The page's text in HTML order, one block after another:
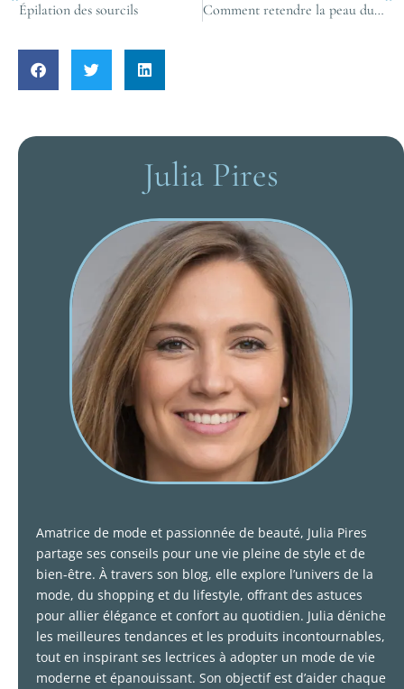
Épilation des sourcils Comment retendre la peau du ventre : nos conseils
Julia Pires
Amatrice de mode et passionnée de beauté, Julia Pires
partage ses conseils pour une vie pleine de style et de
bien-être. À travers son blog, elle explore l’univers de la
mode, du shopping et du lifestyle, offrant des astuces
pour allier élégance et confort au quotidien. Julia déniche
les meilleures tendances et les produits incontournables,
tout en inspirant ses lectrices à adopter un mode de vie
moderne et épanouissant. Son objectif est d’aider chaque